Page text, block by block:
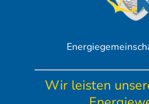
Wir leisten